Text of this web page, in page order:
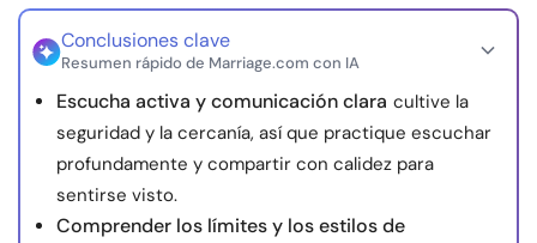
Conclusiones clave
Resumen rápido de Marriage.com con IA
Escucha activa y comunicación clara cultive la
seguridad y la cercanía, así que practique escuchar
profundamente y compartir con calidez para
sentirse visto.
Comprender los límites y los estilos de